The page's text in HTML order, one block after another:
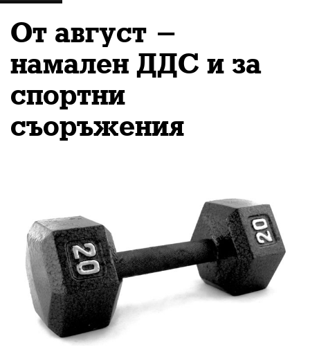
От август -
намален ДДС и за
спортни
съоръжения